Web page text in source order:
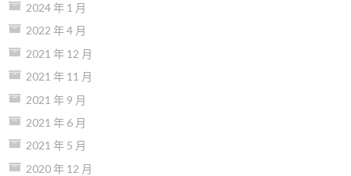
2024 年 1 月
2022 年 4 月
2021 年 12 月
2021 年 11 月
2021 年 9 月
2021 年 6 月
2021 年 5 月
2020 年 12 月